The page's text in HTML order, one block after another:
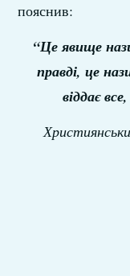
пояснив:
“Це явище
правді, це
віддає